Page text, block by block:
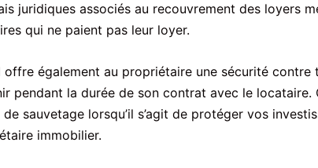
juridiques associés au recouvrement des loyers
qui ne paient pas leur loyer.
offre également au propriétaire une sécurité
pendant la durée de son contrat avec le locataire.
de sauvetage lorsqu’il s’agit de protéger vos
immobilier.